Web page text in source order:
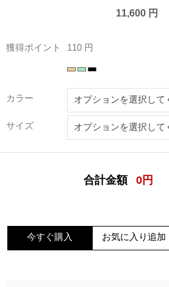
11,600 円
獲得ポイント 110 円
カラー
サイズ
合計金額 0 円
今すぐ購入 お気に入り追加